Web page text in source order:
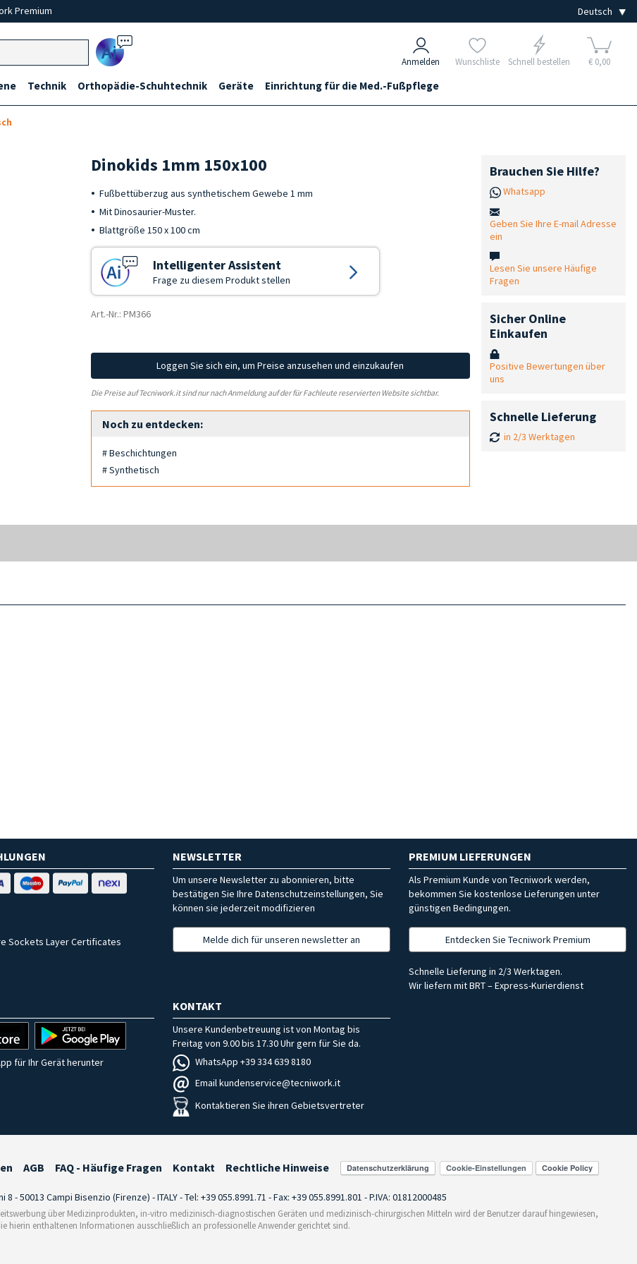
Premium
Ai Anmelden Wunschliste Schnell bestellen € 0,00
Technik Orthopädie-Schuhtechnik Geräte Einrichtung für die Med.-Fußpflege
Dinokids 1mm 150x100
Fußbettüberzug aus synthetischem Gewebe 1 mm
Mit Dinosaurier-Muster.
Blattgröße 150 x 100 cm
Intelligenter Assistent
Frage zu diesem Produkt stellen
Art.-Nr.: PM366
Loggen Sie sich ein, um Preise anzusehen und einzukaufen
Die Preise auf Tecniwork.it sind nur nach Anmeldung auf der für Fachleute reservierten Website sichtbar.
Noch zu entdecken:
# Beschichtungen
# Synthetisch
Brauchen Sie Hilfe?
Whatsapp
Geben Sie Ihre E-mail Adresse
ein
Lesen Sie unsere Häufige
Fragen
Sicher Online
Einkaufen
Positive Bewertungen über
uns
Schnelle Lieferung
in 2/3 Werktagen
Sockets Layer Certificates
NEWSLETTER
Um unsere Newsletter zu abonnieren, bitte
bestätigen Sie Ihre Datenschutzeinstellungen, Sie
können sie jederzeit modifizieren
Melde dich für unseren newsletter an
PREMIUM LIEFERUNGEN
Als Premium Kunde von Tecniwork werden,
bekommen Sie kostenlose Lieferungen unter
günstigen Bedingungen.
Entdecken Sie Tecniwork Premium
Schnelle Lieferung in 2/3 Werktagen.
Wir liefern mit BRT – Express-Kurierdienst
für Ihr Gerät herunter
KONTAKT
Unsere Kundenbetreuung ist von Montag bis
Freitag von 9.00 bis 17.30 Uhr gern für Sie da.
WhatsApp +39 334 639 8180
Email kundenservice@tecniwork.it
Kontaktieren Sie ihren Gebietsvertreter
AGB FAQ - Häufige Fragen Kontakt Rechtliche Hinweise Cookie-Einstellungen
8 - 50013 Campi Bisenzio (Firenze) - ITALY - Tel: +39 055.8991.71 - Fax: +39 055.8991.801 - P.IVA: 01812000485
über Medizinprodukten, in-vitro medizinisch-diagnostischen Geräten und medizinisch-chirurgischen Mitteln wird der Benutzer darauf hingewiesen,
hierin enthaltenen Informationen ausschließlich an professionelle Anwender gerichtet sind.